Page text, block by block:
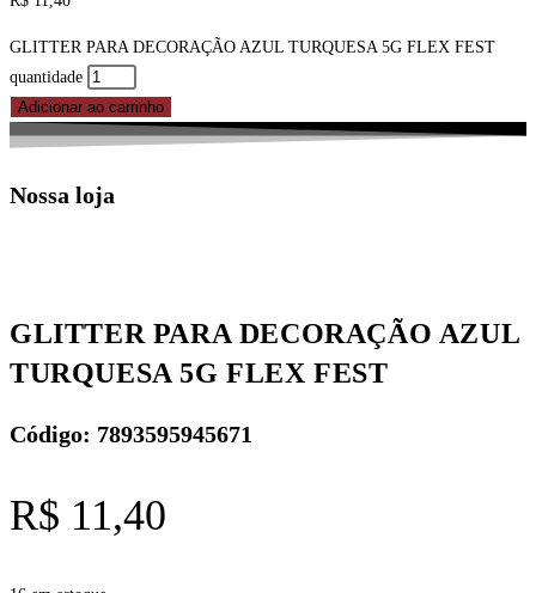
GLITTER PARA DECORAÇÃO AZUL TURQUESA 5G FLEX FEST
quantidade
Adicionar ao carrinho
Nossa loja
GLITTER PARA DECORAÇÃO AZUL
TURQUESA 5G FLEX FEST
Código: 7893595945671
R$ 11,40